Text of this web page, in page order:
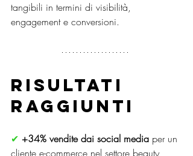
tangibili in termini di visibilità,
engagement e conversioni.
Risultati
raggiunti
✔ +34% vendite dai social media per un
cliente e-commerce nel settore beauty